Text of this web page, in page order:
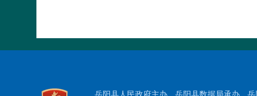
岳阳县人民政府主办 岳阳县数据局承办